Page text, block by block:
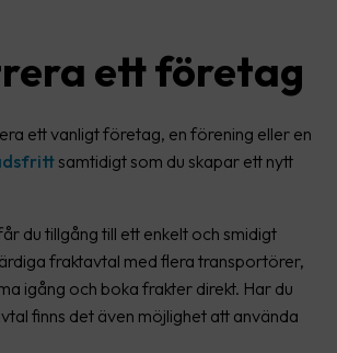
ett företag
ett vanligt företag, en förening eller en
samtidigt som du skapar ett nytt
du tillgång till ett enkelt och smidigt
fraktavtal med flera transportörer,
igång och boka frakter direkt. Har du
finns det även möjlighet att använda